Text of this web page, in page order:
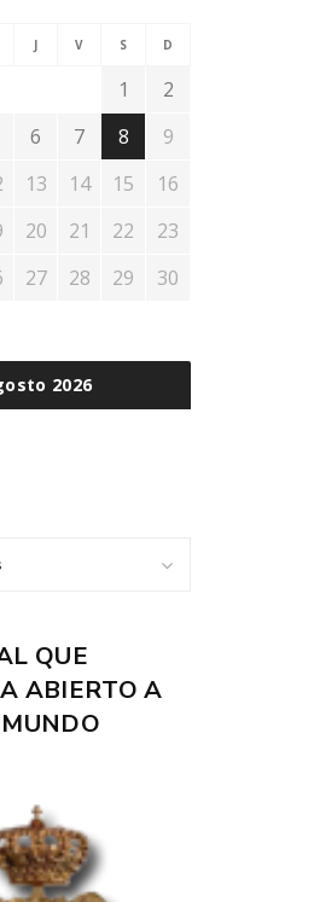
2026
J V S D
1
2
6 7 8
9
13 14 15
16
20 21 22
23
27 28 29
30
QUE
ABIERTO A